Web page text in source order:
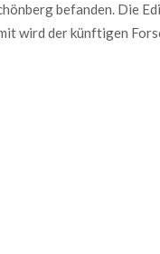
befanden. Die
wird der künftigen